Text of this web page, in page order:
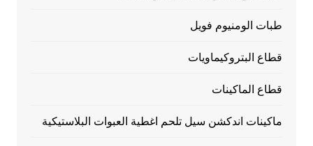
طبات الومنيوم فويل
قطاع البتروكيماويات
قطاع الماكينات
ماكينات اندكشن سيل تلحم اغطية العبوات البلاستيكية